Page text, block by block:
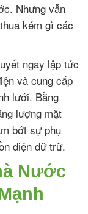
Nhưng vẫn
kém gì các
ngay lập tức
và cung cấp
lưới. Bằng
lượng mặt
bớt sự phụ
điện dữ trữ.
Nước